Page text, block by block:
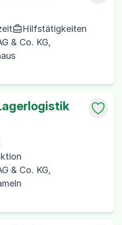
Hilfstätigkeiten
& Co. KG,
& Co. KG,